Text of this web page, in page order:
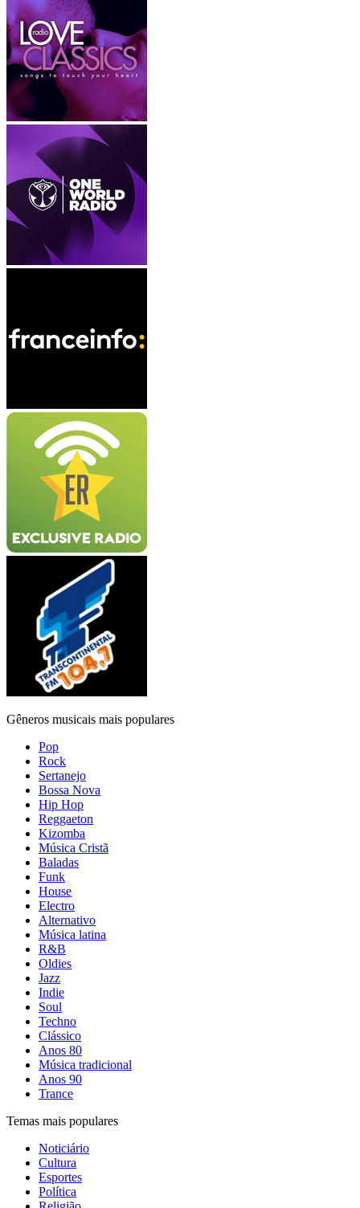
Gêneros musicais mais populares
Pop
Rock
Sertanejo
Bossa Nova
Hip Hop
Reggaeton
Kizomba
Música Cristã
Baladas
Funk
House
Electro
Alternativo
Música latina
R&B
Oldies
Jazz
Indie
Soul
Techno
Clássico
Anos 80
Música tradicional
Anos 90
Trance
Temas mais populares
Noticiário
Cultura
Esportes
Política